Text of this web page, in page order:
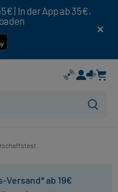
| In der App ab 35€.
Versand* ab 19€